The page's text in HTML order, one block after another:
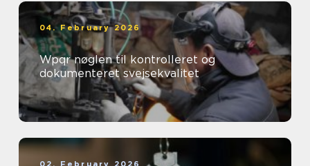
04. February 2026
Wpqr nøglen til kontrolleret og
dokumenteret svejsekvalitet
02. February 2026